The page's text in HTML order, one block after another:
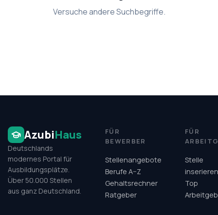
Versuche andere Suchbegriffe.
AzubiHaus
Deutschlands
modernes Portal für
Ausbildungsplätze.
Über 50.000 Stellen
aus ganz Deutschland.
FÜR
BEWERBER
Stellenangebote
Berufe A–Z
Gehaltsrechner
Ratgeber
FÜR
Stelle
inserieren
Top